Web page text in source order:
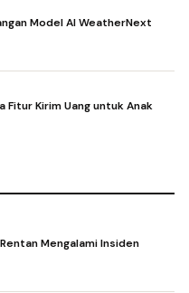
Model AI WeatherNext
Fitur Kirim Uang untuk Anak
Mengalami Insiden